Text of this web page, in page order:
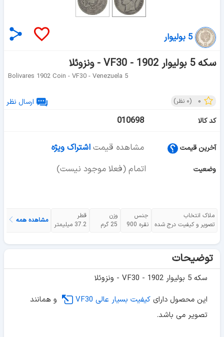
5 بولیوار
سکه 5 بولیوار 1902 - VF30 - ونزوئلا
5 Bolivares 1902 Coin - VF30 - Venezuela
۰ (۰ نظر)
ارسال نظر
کد کالا
010698
آخرین قیمت مشاهده قیمت اشتراک ویژه
وضعیت اتمام (فعلا موجود نیست)
ملاک انتخاب
تصویر و کیفیت درج شده
جنس
نقره 900
وزن
25 گرم
قطر
37.2 میلیمتر
مشاهده همه
توضیحات
سکه 5 بولیوار 1902 - VF30 - ونزوئلا
این محصول دارای کیفیت بسیار عالی VF30
و همانند
تصویر می باشد.